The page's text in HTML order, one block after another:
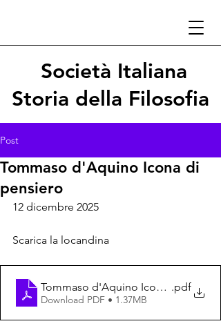
Società Italiana
Storia della Filosofia
Post
Tommaso d'Aquino Icona di
pensiero
12 dicembre 2025
Scarica la locandina
Tommaso d'Aquino Icona di Pensiero
.pdf
Download PDF • 1.37MB